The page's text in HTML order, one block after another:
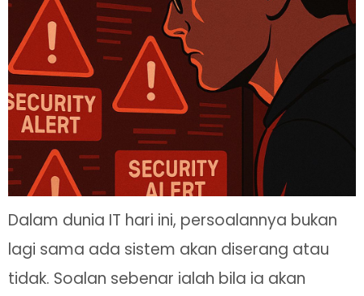
Dalam dunia IT hari ini, persoalannya bukan
lagi sama ada sistem akan diserang atau
tidak. Soalan sebenar ialah bila ia akan